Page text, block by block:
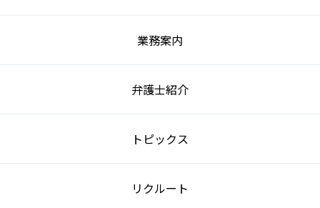
業務案内
弁護士紹介
トピックス
リクルート